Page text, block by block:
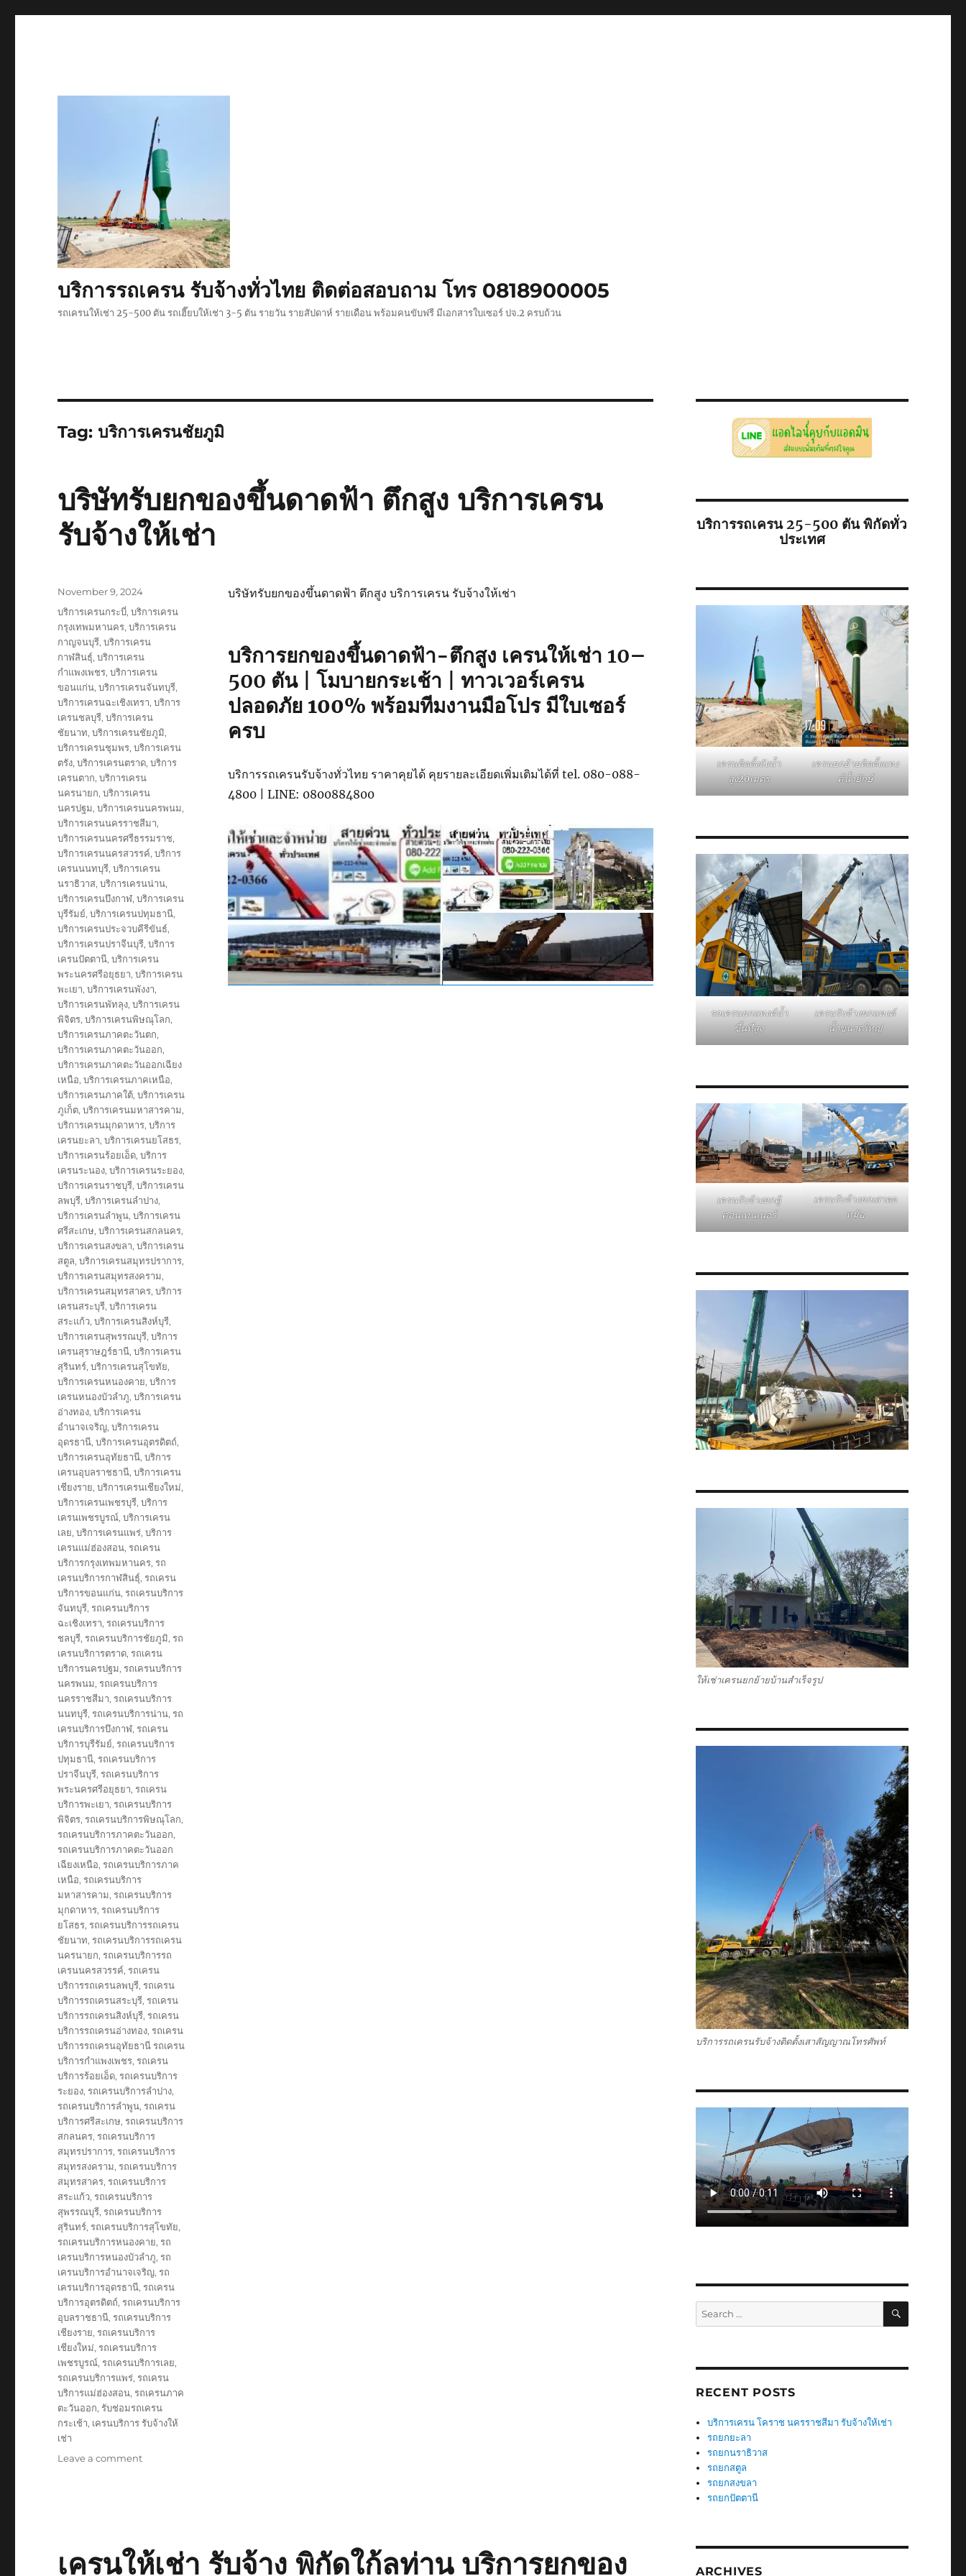
บริการรถเครน รับจ้างทั่วไทย ติดต่อสอบถาม โทร 0818900005
รถเครนให้เช่า 25-500 ตัน รถเฮี๊ยบให้เช่า 3-5 ตัน รายวัน รายสัปดาห์ รายเดือน พร้อมคนขับฟรี มีเอกสารใบเซอร์ ปจ.2 ครบถ้วน
Tag:บริการเครนชัยภูมิ
บริษัทรับยกของขึ้นดาดฟ้า ตึกสูง บริการเครน
รับจ้างให้เช่า
บริษัทรับยกของขึ้นดาดฟ้า ตึกสูง บริการเครน รับจ้างให้เช่า
บริการยกของขึ้นดาดฟ้า-ตึกสูง เครนให้เช่า 10–
500 ตัน | โมบายกระเช้า | ทาวเวอร์เครน
ปลอดภัย 100% พร้อมทีมงานมือโปร มีใบเซอร์
ครบ
บริการรถเครนรับจ้างทั่วไทย ราคาคุยได้ คุยรายละเอียดเพิ่มเติมได้ที่ tel. 080-088-
4800 | LINE: 0800884800
Posted
on
November 9, 2024
Tags
บริการเครนกระบี่,บริการเครน
กรุงเทพมหานคร,บริการเครน
กาญจนบุรี,บริการเครน
กาฬสินธุ์,บริการเครน
กำแพงเพชร,บริการเครน
ขอนแก่น,บริการเครนจันทบุรี,
บริการเครนฉะเชิงเทรา,บริการ
เครนชลบุรี,บริการเครน
ชัยนาท,บริการเครนชัยภูมิ,
บริการเครนชุมพร,บริการเครน
ตรัง,บริการเครนตราด,บริการ
เครนตาก,บริการเครน
นครนายก,บริการเครน
นครปฐม,บริการเครนนครพนม,
บริการเครนนครราชสีมา,
บริการเครนนครศรีธรรมราช,
บริการเครนนครสวรรค์,บริการ
เครนนนทบุรี,บริการเครน
นราธิวาส,บริการเครนน่าน,
บริการเครนบึงกาฬ,บริการเครน
บุรีรัมย์,บริการเครนปทุมธานี,
บริการเครนประจวบคีรีขันธ์,
บริการเครนปราจีนบุรี,บริการ
เครนปัตตานี,บริการเครน
พระนครศรีอยุธยา,บริการเครน
พะเยา,บริการเครนพังงา,
บริการเครนพัทลุง,บริการเครน
พิจิตร,บริการเครนพิษณุโลก,
บริการเครนภาคตะวันตก,
บริการเครนภาคตะวันออก,
บริการเครนภาคตะวันออกเฉียง
เหนือ,บริการเครนภาคเหนือ,
บริการเครนภาคใต้,บริการเครน
ภูเก็ต,บริการเครนมหาสารคาม,
บริการเครนมุกดาหาร,บริการ
เครนยะลา,บริการเครนยโสธร,
บริการเครนร้อยเอ็ด,บริการ
เครนระนอง,บริการเครนระยอง,
บริการเครนราชบุรี,บริการเครน
ลพบุรี,บริการเครนลำปาง,
บริการเครนลำพูน,บริการเครน
ศรีสะเกษ,บริการเครนสกลนคร,
บริการเครนสงขลา,บริการเครน
สตูล,บริการเครนสมุทรปราการ,
บริการเครนสมุทรสงคราม,
บริการเครนสมุทรสาคร,บริการ
เครนสระบุรี,บริการเครน
สระแก้ว,บริการเครนสิงห์บุรี,
บริการเครนสุพรรณบุรี,บริการ
เครนสุราษฎร์ธานี,บริการเครน
สุรินทร์,บริการเครนสุโขทัย,
บริการเครนหนองคาย,บริการ
เครนหนองบัวลำภู,บริการเครน
อ่างทอง,บริการเครน
อำนาจเจริญ,บริการเครน
อุดรธานี,บริการเครนอุตรดิตถ์,
บริการเครนอุทัยธานี,บริการ
เครนอุบลราชธานี,บริการเครน
เชียงราย,บริการเครนเชียงใหม่,
บริการเครนเพชรบุรี,บริการ
เครนเพชรบูรณ์,บริการเครน
เลย,บริการเครนแพร่,บริการ
เครนแม่ฮ่องสอน,รถเครน
บริการกรุงเทพมหานคร,รถ
เครนบริการกาฬสินธุ์,รถเครน
บริการขอนแก่น,รถเครนบริการ
จันทบุรี,รถเครนบริการ
ฉะเชิงเทรา,รถเครนบริการ
ชลบุรี,รถเครนบริการชัยภูมิ,รถ
เครนบริการตราด,รถเครน
บริการนครปฐม,รถเครนบริการ
นครพนม,รถเครนบริการ
นครราชสีมา,รถเครนบริการ
นนทบุรี,รถเครนบริการน่าน,รถ
เครนบริการบึงกาฬ,รถเครน
บริการบุรีรัมย์,รถเครนบริการ
ปทุมธานี,รถเครนบริการ
ปราจีนบุรี,รถเครนบริการ
พระนครศรีอยุธยา,รถเครน
บริการพะเยา,รถเครนบริการ
พิจิตร,รถเครนบริการพิษณุโลก,
รถเครนบริการภาคตะวันออก,
รถเครนบริการภาคตะวันออก
เฉียงเหนือ,รถเครนบริการภาค
เหนือ,รถเครนบริการ
มหาสารคาม,รถเครนบริการ
มุกดาหาร,รถเครนบริการ
ยโสธร,รถเครนบริการรถเครน
ชัยนาท,รถเครนบริการรถเครน
นครนายก,รถเครนบริการรถ
เครนนครสวรรค์,รถเครน
บริการรถเครนลพบุรี,รถเครน
บริการรถเครนสระบุรี,รถเครน
บริการรถเครนสิงห์บุรี,รถเครน
บริการรถเครนอ่างทอง,รถเครน
บริการรถเครนอุทัยธานี รถเครน
บริการกำแพงเพชร,รถเครน
บริการร้อยเอ็ด,รถเครนบริการ
ระยอง,รถเครนบริการลำปาง,
รถเครนบริการลำพูน,รถเครน
บริการศรีสะเกษ,รถเครนบริการ
สกลนคร,รถเครนบริการ
สมุทรปราการ,รถเครนบริการ
สมุทรสงคราม,รถเครนบริการ
สมุทรสาคร,รถเครนบริการ
สระแก้ว,รถเครนบริการ
สุพรรณบุรี,รถเครนบริการ
สุรินทร์,รถเครนบริการสุโขทัย,
รถเครนบริการหนองคาย,รถ
เครนบริการหนองบัวลำภู,รถ
เครนบริการอำนาจเจริญ,รถ
เครนบริการอุดรธานี,รถเครน
บริการอุตรดิตถ์,รถเครนบริการ
อุบลราชธานี,รถเครนบริการ
เชียงราย,รถเครนบริการ
เชียงใหม่,รถเครนบริการ
เพชรบูรณ์,รถเครนบริการเลย,
รถเครนบริการแพร่,รถเครน
บริการแม่ฮ่องสอน,รถเครนภาค
ตะวันออก,รับช่อมรถเครน
กระเช้า, เครนบริการ รับจ้างให้
เช่า
Leave a commenton
ดาดฟ้า
ตึก
เครนให้เช่า รับจ้าง พิกัดใก้ลท่าน บริการยกของ
บริการรถเครน 25-500 ตัน พิกัดทั่ว
ประเทศ
เครนติดตั้งถังน้ำ
สูง20เมตร
เครนยกย้ายติดตั้งแทง
ค์น้ำยักษ์
รถเครนยกแทงค์น้ำ
ขึ้นที่สูง
เครนรับจ้างยกแทงค์
น้ำขนาดใหญ่
เครนรับจ้างยกตู้
คอนเทนเนอร์
เครนรับจ้างยกเสาตอ
หม้อ
ให้เช่าเครนยกย้ายบ้านสำเร็จรูป
บริการรถเครนรับจ้างติดตั้งเสาสัญญาณโทรศัพท์
Search
for:
SEARCH
RECENT POSTS
บริการเครน โคราช นครราชสีมา รับจ้างให้เช่า
รถยกยะลา
รถยกนราธิวาส
รถยกสตูล
รถยกสงขลา
รถยกปัตตานี
ARCHIVES